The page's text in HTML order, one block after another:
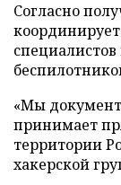
Согласно
«Мы
принимает
территории
хакерской